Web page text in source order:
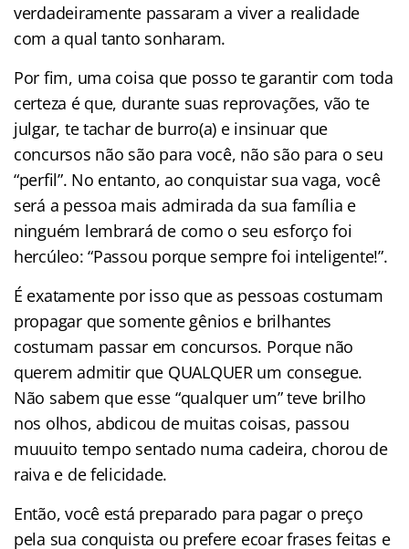
verdadeiramente passaram a viver a realidade
com a qual tanto sonharam.
Por fim, uma coisa que posso te garantir com toda
certeza é que, durante suas reprovações, vão te
julgar, te tachar de burro(a) e insinuar que
concursos não são para você, não são para o seu
“perfil”. No entanto, ao conquistar sua vaga, você
será a pessoa mais admirada da sua família e
ninguém lembrará de como o seu esforço foi
hercúleo: “Passou porque sempre foi inteligente!”.
É exatamente por isso que as pessoas costumam
propagar que somente gênios e brilhantes
costumam passar em concursos. Porque não
querem admitir que QUALQUER um consegue.
Não sabem que esse “qualquer um” teve brilho
nos olhos, abdicou de muitas coisas, passou
muuuito tempo sentado numa cadeira, chorou de
raiva e de felicidade.
Então, você está preparado para pagar o preço
pela sua conquista ou prefere ecoar frases feitas e